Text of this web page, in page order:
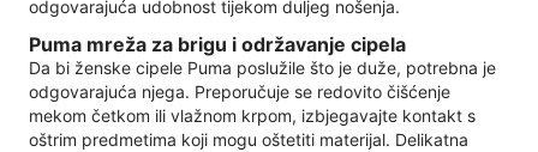
odgovarajuća udobnost tijekom duljeg nošenja.
Puma mreža za brigu i održavanje cipela
Da bi ženske cipele Puma poslužile što je duže, potrebna je
odgovarajuća njega. Preporučuje se redovito čišćenje
mekom četkom ili vlažnom krpom, izbjegavajte kontakt s
oštrim predmetima koji mogu oštetiti materijal. Delikatna